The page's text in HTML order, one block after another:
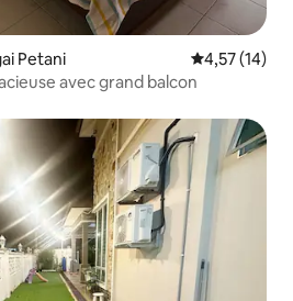
Petani Évaluation
4,57 (14)
avec grand balcon